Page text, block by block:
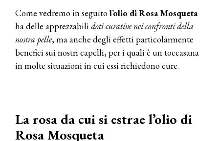
aziende
Come vedremo in seguitol’olio di Rosa Mosqueta
ha delle apprezzabilidoti curative nei confronti della
nostra pelle, ma anche degli effetti particolarmente
benefici sui nostri capelli, per i quali è un toccasana
in molte situazioni in cui essi richiedono cure.
La rosa da cui si estrae l’olio di
Rosa Mosqueta